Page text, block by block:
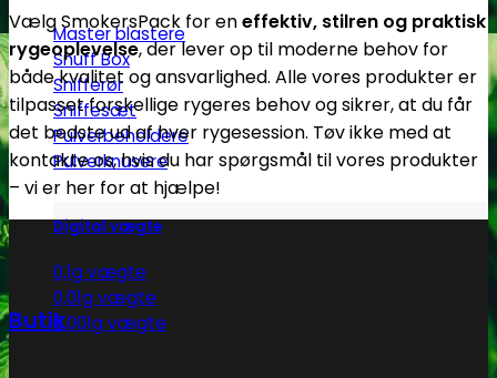
Master blastere
Snuff Box
Snifferør
Sniffesæt
Pulverbeholdere
Pulverknusere
Digital vægte
0,1g vægte
0,01g vægte
0,001g vægte
Vælg SmokersPack for eneffektiv, stilren og praktisk
rygeoplevelse, der lever op til moderne behov for
både kvalitet og ansvarlighed. Alle vores produkter er
tilpasset forskellige rygeres behov og sikrer, at du får
det bedste ud af hver rygesession. Tøv ikke med at
kontakte os, hvis du har spørgsmål til vores produkter
– vi er her for at hjælpe!
Butik